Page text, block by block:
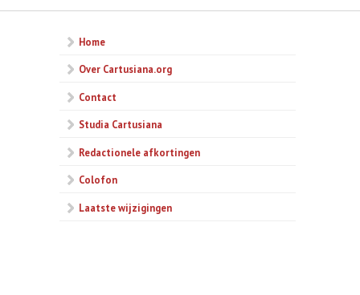
Home
Over Cartusiana.org
Contact
Studia Cartusiana
Redactionele afkortingen
Colofon
Laatste wijzigingen